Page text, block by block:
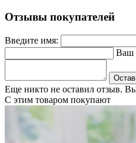
Отзывы покупателей
Введите имя:
Ваш
Еще никто не оставил отзыв.
С этим товаром покупают